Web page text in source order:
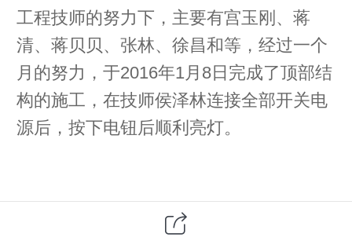
工程技师的努力下，主要有宫玉刚、蒋
清、蒋贝贝、张林、徐昌和等，经过一个
月的努力，于2016年1月8日完成了顶部结
构的施工，在技师侯泽林连接全部开关电
源后，按下电钮后顺利亮灯。